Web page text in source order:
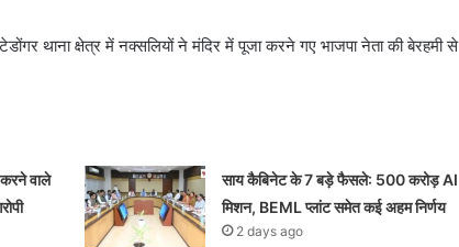
थाना क्षेत्र में नक्सलियों ने मंदिर में पूजा करने गए भाजपा नेता की बेरहमी से
वाले
साय कैबिनेट के 7 बड़े फैसले: 500 करोड़ AI
मिशन, BEML प्लांट समेत कई अहम निर्णय
2 days ago